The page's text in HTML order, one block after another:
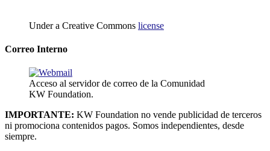
Under a Creative Commons license
Correo Interno
Acceso al servidor de correo de la Comunidad
KW Foundation.
IMPORTANTE: KW Foundation no vende publicidad de terceros
ni promociona contenidos pagos. Somos independientes, desde
siempre.